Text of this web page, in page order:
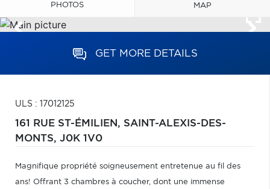
PHOTOS MAP
GET MORE DETAILS
ULS : 17012125
161 RUE ST-ÉMILIEN, SAINT-ALEXIS-DES-
MONTS, J0K 1V0
Magnifique propriété soigneusement entretenue au fil des
ans! Offrant 3 chambres à coucher, dont une immense